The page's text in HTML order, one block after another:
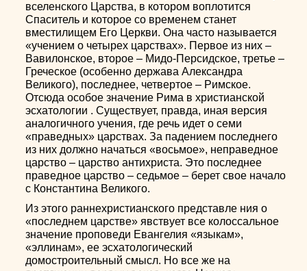
вселенского Царства, в котором воплотится
Спаситель и которое со временем станет
вместилищем Его Церкви. Она часто называется
«учением о четырех царствах». Первое из них –
Вавилонское, второе – Мидо-Персидское, третье –
Греческое (особенно держава Александра
Великого), последнее, четвертое – Римское.
Отсюда особое значение Рима в христианской
эсхатологии . Существует, правда, иная версия
аналогичного учения, где речь идет о семи
«праведных» царствах. За падением последнего
из них должно начаться «восьмое», неправедное
царство – царство антихриста. Это последнее
праведное царство – седьмое – берет свое начало
с Константина Великого.
Из этого раннехристианского представле ния о
«последнем царстве» явствует все колоссальное
значение проповеди Евангелия «языкам»,
«эллинам», ее эсхатологический
домостроительный смысл. Но все же на